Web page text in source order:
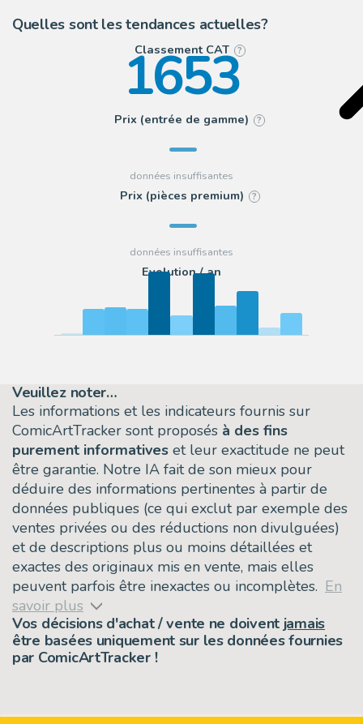
Quelles sont les tendances actuelles?
Classement CAT ?
1653
Prix (entrée de gamme) ?
Prix (pièces premium) ?
Evolution / an
Veuillez noter…
Les informations et les indicateurs fournis sur
ComicArtTracker sont proposés à des fins
purement informatives et leur exactitude ne peut
être garantie. Notre IA fait de son mieux pour
déduire des informations pertinentes à partir de
données publiques (ce qui exclut par exemple des
ventes privées ou des réductions non divulguées)
et de descriptions plus ou moins détaillées et
exactes des originaux mis en vente, mais elles
peuvent parfois être inexactes ou incomplètes. En
savoir plus
Vos décisions d'achat / vente ne doivent jamais
être basées uniquement sur les données fournies
par ComicArtTracker !